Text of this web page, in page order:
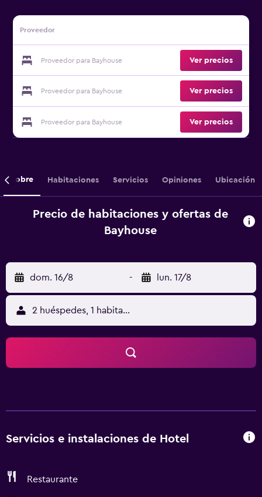
Proveedor
Proveedor para Bayhouse Ver precios
Proveedor para Bayhouse Ver precios
Proveedor para Bayhouse Ver precios
Sobre Habitaciones Servicios Opiniones Ubicación
Precio de habitaciones y ofertas de
Bayhouse
dom. 16/8 - lun. 17/8
2 huéspedes, 1 habitación
Servicios e instalaciones de Hotel
Restaurante